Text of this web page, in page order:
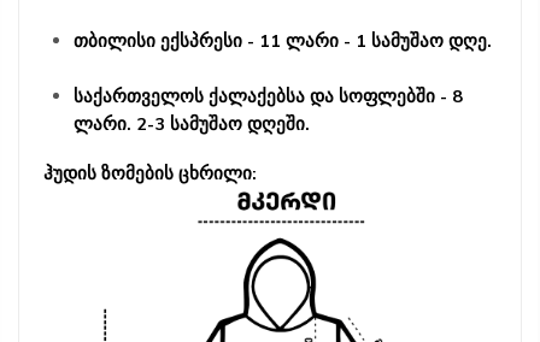
თბილისი ექსპრესი - 11 ლარი - 1 სამუშაო დღე.
საქართველოს ქალაქებსა და სოფლებში - 8
ლარი. 2-3 სამუშაო დღეში.
ჰუდის ზომების ცხრილი: